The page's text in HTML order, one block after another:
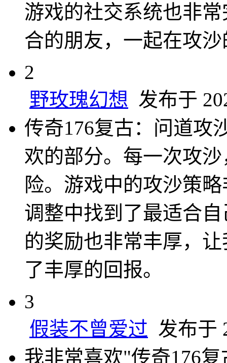
游戏的社交系统也非
合的朋友，一起在攻
2
野玫瑰幻想 发布于
传奇176复古：问道攻
欢的部分。每一次攻
险。游戏中的攻沙策
调整中找到了最适合
的奖励也非常丰厚，
了丰厚的回报。
3
假装不曾爱过 发布于
我非常喜欢"传奇176